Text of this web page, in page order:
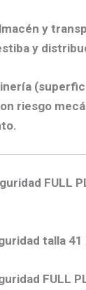
y
y
riesgo
FULL
talla 41
FULL